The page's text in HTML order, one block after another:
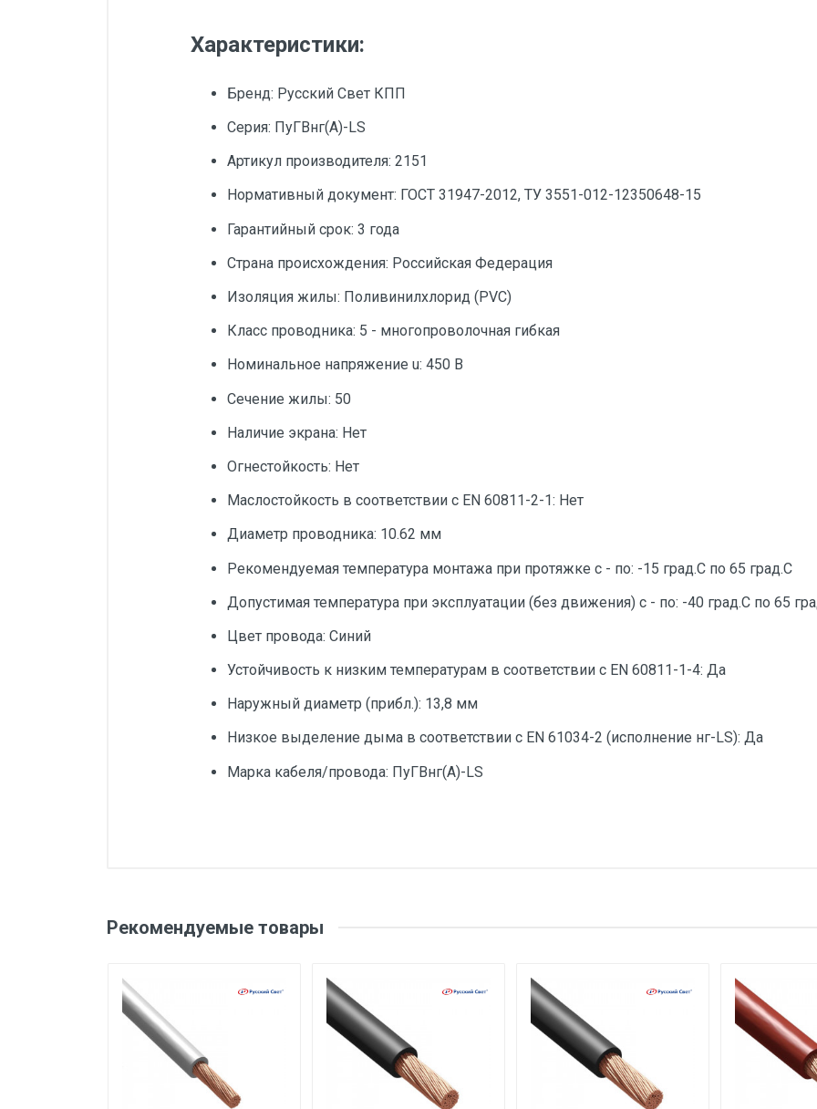
Характеристики:
Бренд: Русский Свет КПП
Серия: ПуГВнг(А)-LS
Артикул производителя: 2151
Нормативный документ: ГОСТ 31947-2012, ТУ 3551-012-12350648-15
Гарантийный срок: 3 года
Страна происхождения: Российская Федерация
Изоляция жилы: Поливинилхлорид (PVC)
Класс проводника: 5 - многопроволочная гибкая
Номинальное напряжение u: 450 В
Сечение жилы: 50
Наличие экрана: Нет
Огнестойкость: Нет
Маслостойкость в соответствии с EN 60811-2-1: Нет
Диаметр проводника: 10.62 мм
Рекомендуемая температура монтажа при протяжке с - по: -15 град.C по 65 град.C
Допустимая температура при эксплуатации (без движения) с - по: -40 град.C по 65
Цвет провода: Синий
Устойчивость к низким температурам в соответствии с EN 60811-1-4: Да
Наружный диаметр (прибл.): 13,8 мм
Низкое выделение дыма в соответствии с EN 61034-2 (исполнение нг-LS): Да
Марка кабеля/провода: ПуГВнг(А)-LS
LS - low smoke (низкое
выделение дыма)
Сечение жилы, кв.мм
Материал проводника
Медь
Количество жил
1
Ваше сообщение
Рекомендуемые товары